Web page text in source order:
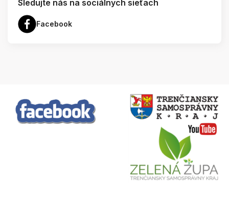
Sledujte nás na sociálnych sieťach
Facebook